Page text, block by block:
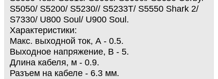
S5050/ S5200/ S5230// S5233T/ S5550 Shark 2/
S7330/ U800 Soul/ U900 Soul.
Характеристики:
Макс. выходной ток, А - 0.5.
Выходное напряжение, В - 5.
Длина кабеля, м - 0.9.
Разъем на кабеле - 6.3 мм.